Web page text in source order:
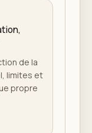
de la
limites et
propre